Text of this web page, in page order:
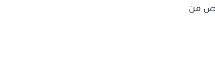
من